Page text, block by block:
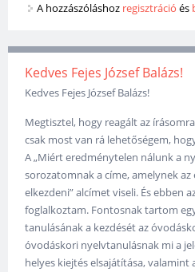
A hozzászóláshoz regisztráció és
Kedves Fejes József Balázs!
Kedves Fejes József Balázs!
Megtisztel, hogy reagált az
csak most van rá lehetőségem,
A „Miért eredménytelen nálunk a
sorozatomnak a címe, amelynek
elkezdeni” alcímet viseli. És ebben
foglalkoztam. Fontosnak tartom
tanulásának a kezdését az
óvodáskori nyelvtanulásnak mi a
helyes kiejtés elsajátítása, valamint